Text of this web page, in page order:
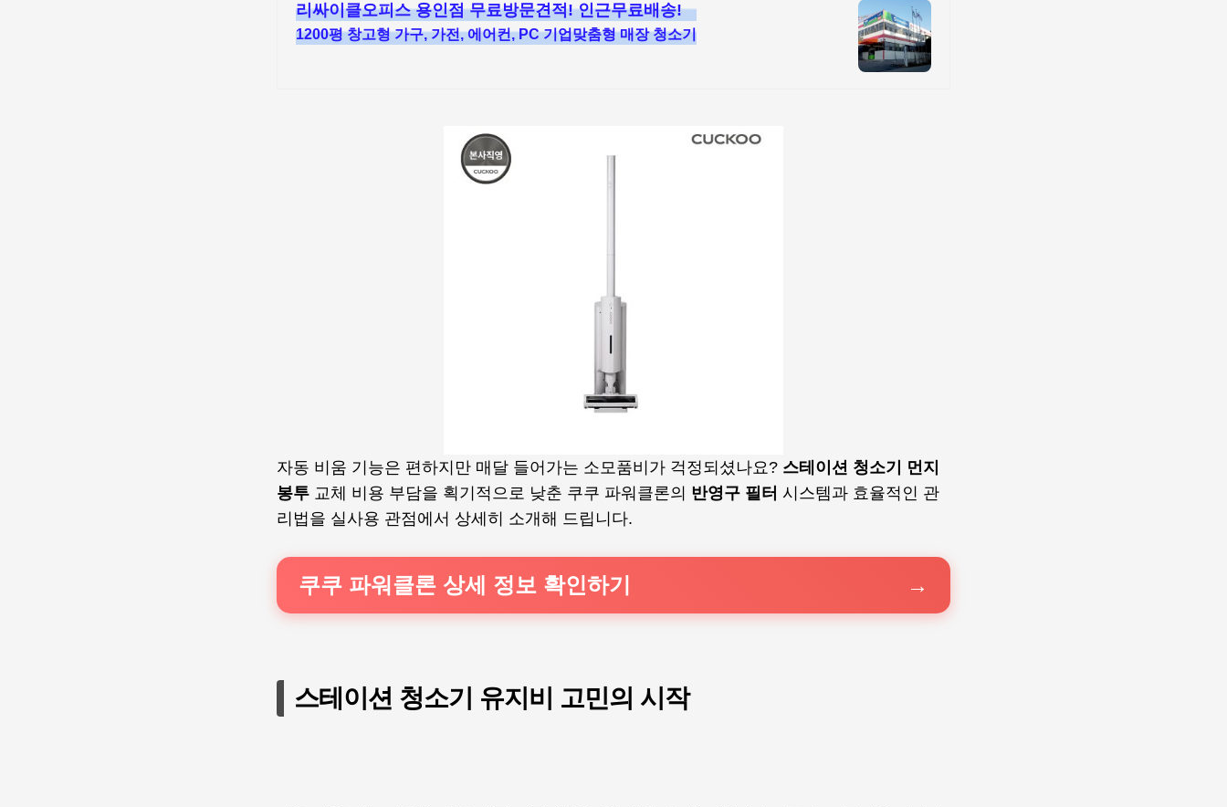
리싸이클오피스 용인점 무료방문견적! 인근무료배송!
1200평 창고형 가구, 가전, 에어컨, PC 기업맞춤형 매장 청소기
자동 비움 기능은 편하지만 매달 들어가는 소모품비가 걱정되셨나요? 스테이션 청소기 먼지
봉투 교체 비용 부담을 획기적으로 낮춘 쿠쿠 파워클론의 반영구 필터 시스템과 효율적인 관
리법을 실사용 관점에서 상세히 소개해 드립니다.
쿠쿠 파워클론 상세 정보 확인하기
스테이션 청소기 유지비 고민의 시작